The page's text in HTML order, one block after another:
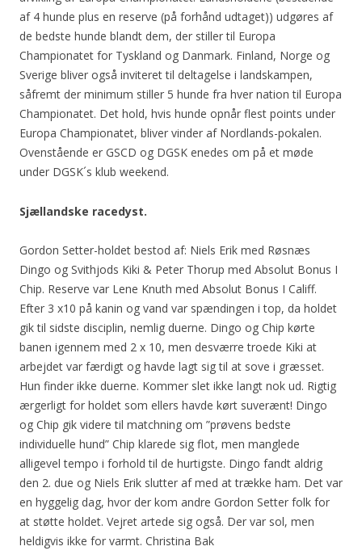
af 4 hunde plus en reserve (på forhånd udtaget)) udgøres af
de bedste hunde blandt dem, der stiller til Europa
Championatet for Tyskland og Danmark. Finland, Norge og
Sverige bliver også inviteret til deltagelse i landskampen,
såfremt der minimum stiller 5 hunde fra hver nation til Europa
Championatet. Det hold, hvis hunde opnår flest points under
Europa Championatet, bliver vinder af Nordlands-pokalen.
Ovenstående er GSCD og DGSK enedes om på et møde
under DGSK´s klub weekend.
Sjællandske racedyst.
Gordon Setter-holdet bestod af: Niels Erik med Røsnæs
Dingo og Svithjods Kiki & Peter Thorup med Absolut Bonus I
Chip. Reserve var Lene Knuth med Absolut Bonus I Califf.
Efter 3 x10 på kanin og vand var spændingen i top, da holdet
gik til sidste disciplin, nemlig duerne. Dingo og Chip kørte
banen igennem med 2 x 10, men desværre troede Kiki at
arbejdet var færdigt og havde lagt sig til at sove i græsset.
Hun finder ikke duerne. Kommer slet ikke langt nok ud. Rigtig
ærgerligt for holdet som ellers havde kørt suverænt! Dingo
og Chip gik videre til matchning om ”prøvens bedste
individuelle hund” Chip klarede sig flot, men manglede
alligevel tempo i forhold til de hurtigste. Dingo fandt aldrig
den 2. due og Niels Erik slutter af med at trække ham. Det var
en hyggelig dag, hvor der kom andre Gordon Setter folk for
at støtte holdet. Vejret artede sig også. Der var sol, men
heldigvis ikke for varmt. Christina Bak